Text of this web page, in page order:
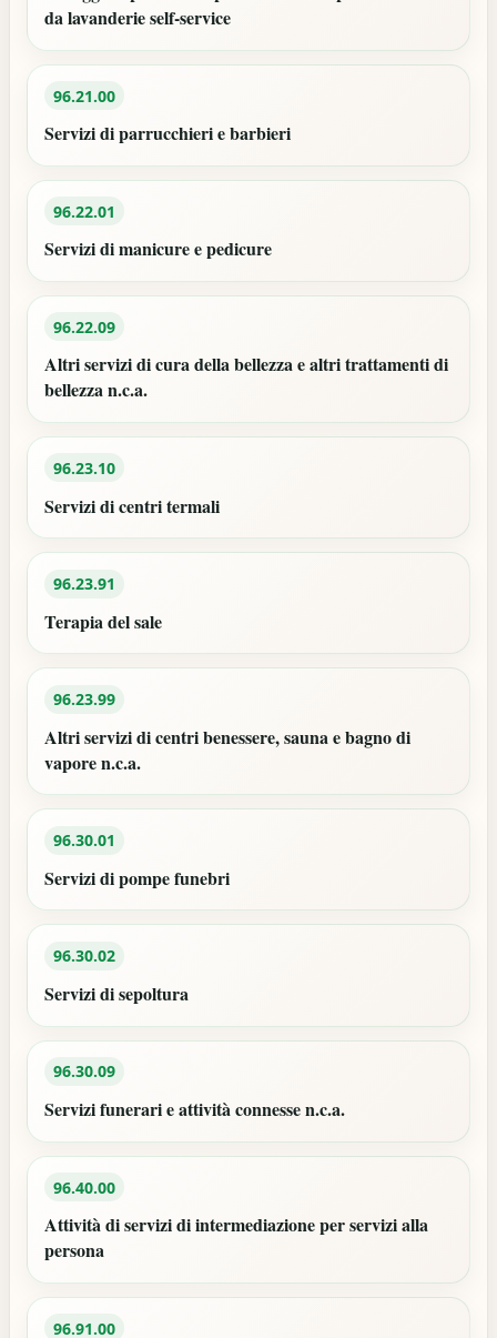
da lavanderie self-service
96.21.00
Servizi di parrucchieri e barbieri
96.22.01
Servizi di manicure e pedicure
96.22.09
Altri servizi di cura della bellezza e altri trattamenti di
bellezza n.c.a.
96.23.10
Servizi di centri termali
96.23.91
Terapia del sale
96.23.99
Altri servizi di centri benessere, sauna e bagno di
vapore n.c.a.
96.30.01
Servizi di pompe funebri
96.30.02
Servizi di sepoltura
96.30.09
Servizi funerari e attività connesse n.c.a.
96.40.00
Attività di servizi di intermediazione per servizi alla
persona
96.91.00